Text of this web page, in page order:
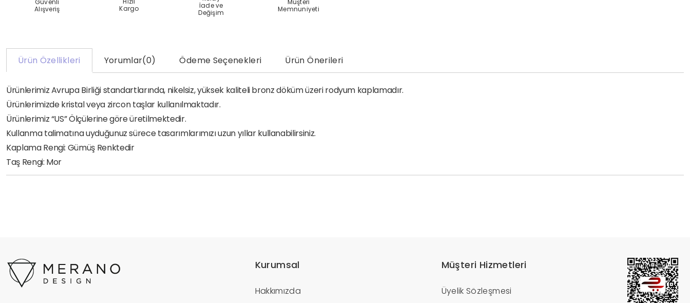
Güvenli
Alışveriş
Kargo
İade ve
Değişim
Müşteri
Memnuniyeti
Ürün Özellikleri Yorumlar(0) Ödeme Seçenekleri Ürün Önerileri
Ürünlerimiz Avrupa Birliği standartlarında, nikelsiz, yüksek kaliteli bronz döküm üzeri rodyum kaplamadır.
Ürünlerimizde kristal veya zircon taşlar kullanılmaktadır.
Ürünlerimiz “US” Ölçülerine göre üretilmektedir.
Kullanma talimatına uyduğunuz sürece tasarımlarımızı uzun yıllar kullanabilirsiniz.
Kaplama Rengi: Gümüş Renktedir
Taş Rengi: Mor
Kurumsal
Hakkımızda
Müşteri Hizmetleri
Üyelik Sözleşmesi